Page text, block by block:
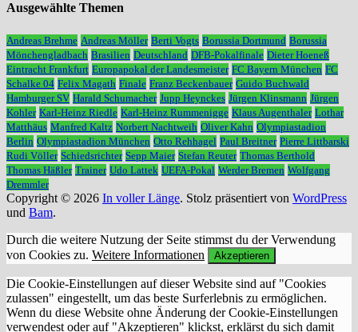
Ausgewählte Themen
Andreas Brehme Andreas Möller Berti Vogts Borussia Dortmund Borussia
Mönchengladbach Brasilien Deutschland DFB-Pokalfinale Dieter Hoeneß
Eintracht Frankfurt Europapokal der Landesmeister FC Bayern München FC
Schalke 04 Felix Magath Finale Franz Beckenbauer Guido Buchwald
Hamburger SV Harald Schumacher Jupp Heynckes Jürgen Klinsmann Jürgen
Kohler Karl-Heinz Riedle Karl-Heinz Rummenigge Klaus Augenthaler Lothar
Matthäus Manfred Kaltz Norbert Nachtweih Oliver Kahn Olympiastadion
Berlin Olympiastadion München Otto Rehhagel Paul Breitner Pierre Littbarski
Rudi Völler Schiedsrichter Sepp Maier Stefan Reuter Thomas Berthold
Thomas Häßler Trainer Udo Lattek UEFA-Pokal Werder Bremen Wolfgang
Dremmler
Copyright © 2026 In voller Länge. Stolz präsentiert von WordPress
und Bam.
Durch die weitere Nutzung der Seite stimmst du der Verwendung
von Cookies zu. Weitere Informationen Akzeptieren
Die Cookie-Einstellungen auf dieser Website sind auf "Cookies
zulassen" eingestellt, um das beste Surferlebnis zu ermöglichen.
Wenn du diese Website ohne Änderung der Cookie-Einstellungen
verwendest oder auf "Akzeptieren" klickst, erklärst du sich damit